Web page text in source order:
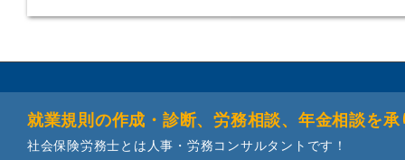
就業規則の作成・診断、労務相談、年金相談を承
社会保険労務士とは人事・労務コンサルタントです！